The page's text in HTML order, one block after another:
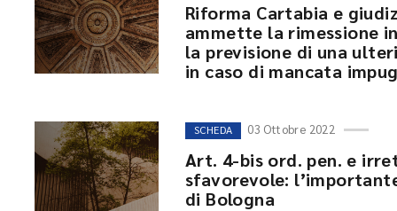
Riforma Cartabia e
ammette la rimessione
la previsione di una
in caso di mancata
SCHEDA 03 Ottobre 2022
Art. 4-bis ord. pen. e
sfavorevole:
di Bologna